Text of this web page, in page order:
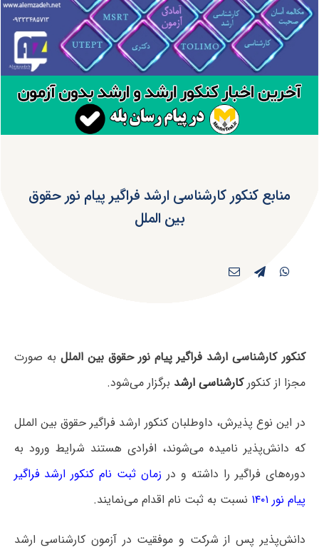
منابع کنکور کارشناسی ارشد فراگیر پیام نور حقوق
بین الملل
کنکور کارشناسی ارشد فراگیر پیام نور حقوق بین الملل به صورت
مجزا از کنکورکارشناسی ارشد برگزار می‌شود.
در این نوع پذیرش، داوطلبان کنکور ارشد فراگیر حقوق بین الملل
که دانش‌پذیر نامیده می‌شوند، افرادی هستند شرایط ورود به
دوره‌های فراگیر را داشته و در زمان ثبت نام کنکور ارشد فراگیر
پیام نور ۱۴۰۱
نسبت به ثبت نام اقدام می‌نمایند.
دانش‌پذیر پس از شرکت و موفقیت در آزمون کارشناسی ارشد